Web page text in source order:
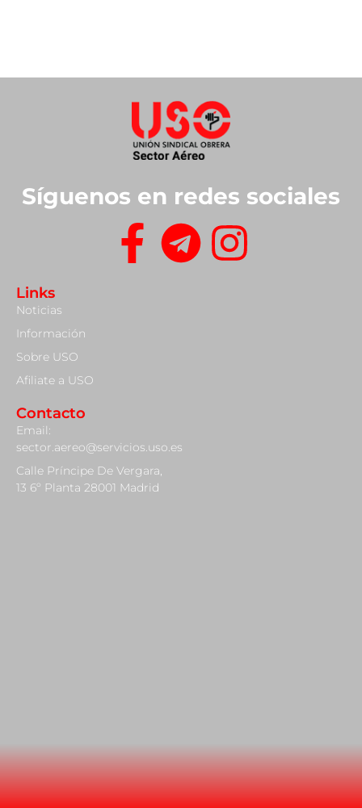
Síguenos en redes sociales
Links
Noticias
Información
Sobre USO
Afiliate a USO
Contacto
Email:
sector.aereo@servicios.uso.es
Calle Príncipe De Vergara,
13 6º Planta 28001 Madrid